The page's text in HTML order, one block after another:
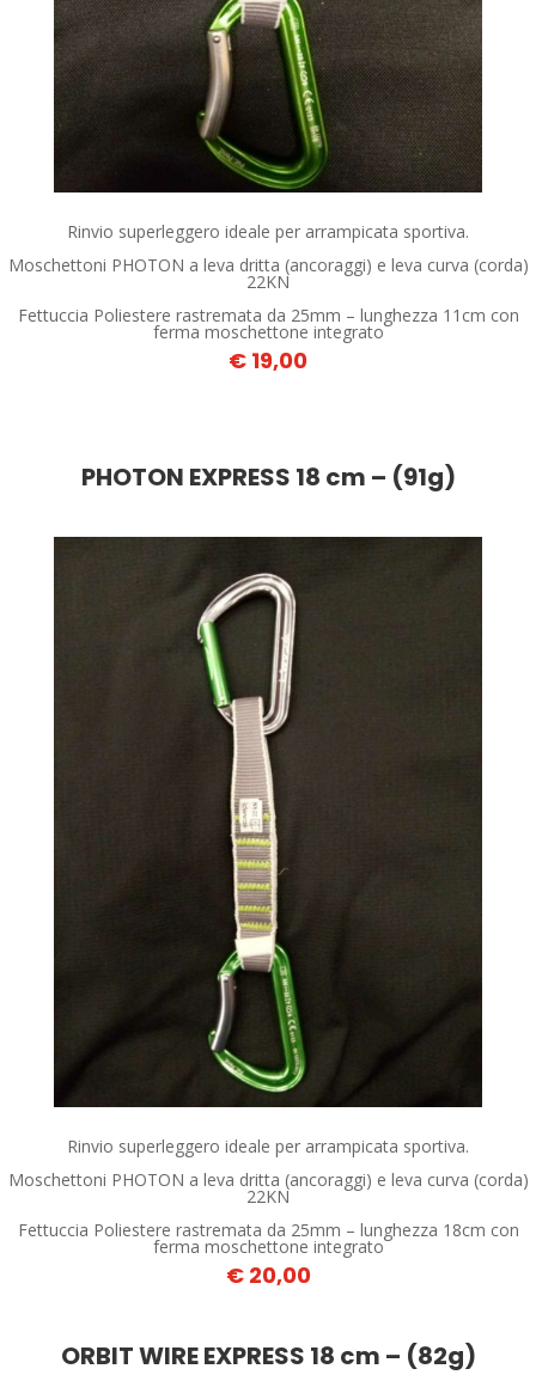
Rinvio superleggero ideale per arrampicata sportiva.
Moschettoni PHOTON a leva dritta (ancoraggi) e leva curva (corda)
22KN
Fettuccia Poliestere rastremata da 25mm – lunghezza 11cm con
ferma moschettone integrato
€ 19,00
PHOTON EXPRESS 18 cm – (91g)
Rinvio superleggero ideale per arrampicata sportiva.
Moschettoni PHOTON a leva dritta (ancoraggi) e leva curva (corda)
22KN
Fettuccia Poliestere rastremata da 25mm – lunghezza 18cm con
ferma moschettone integrato
€ 20,00
ORBIT WIRE EXPRESS 18 cm – (82g)